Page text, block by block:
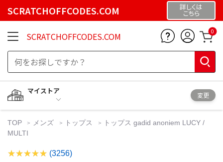
SCRATCHOFFCODES.COM 詳しくは
こちら
SCRATCHOFFCODES.COM 0
マイストア
変更
TOP メンズ トップス
トップス gadid anoniem LUCY /
MULTI
(3256)